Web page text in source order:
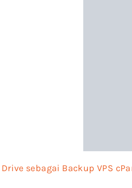
sebagai Backup VPS